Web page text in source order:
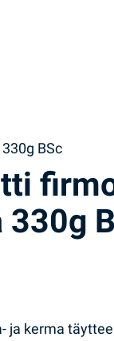
BSc
330g
ja kerma